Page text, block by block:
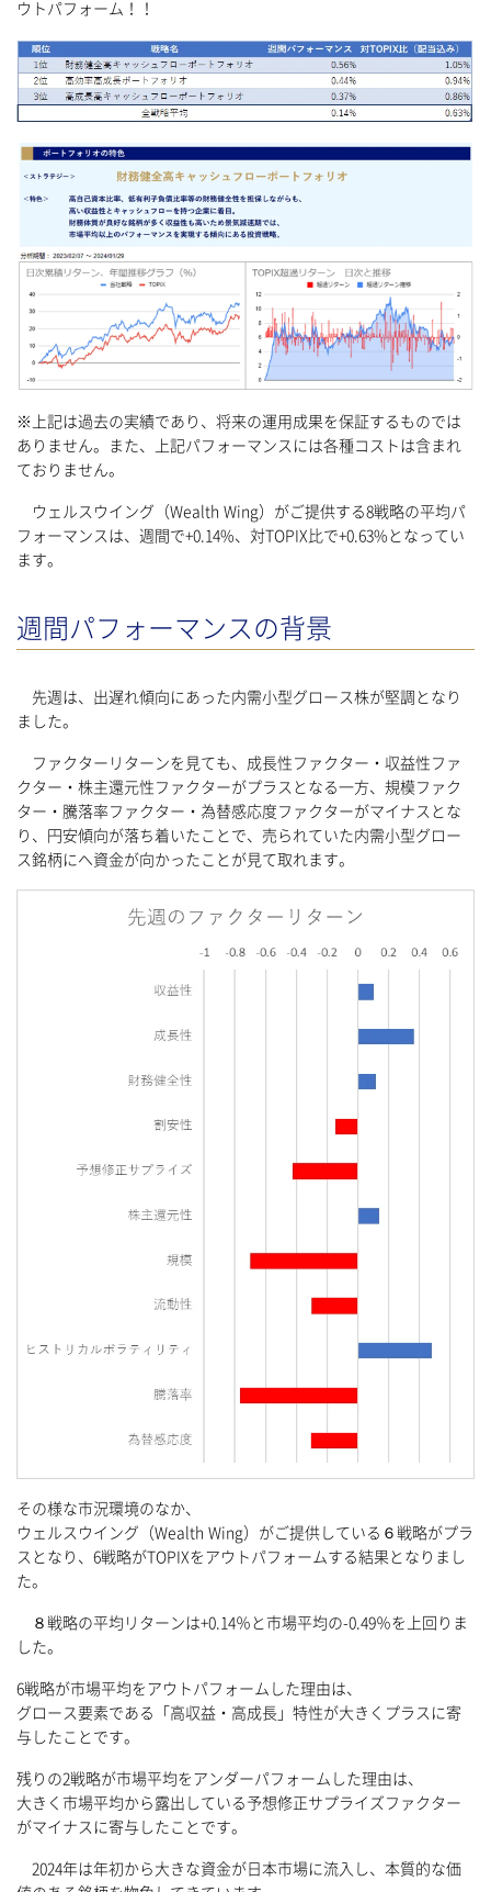
ウトパフォーム！！
※上記は過去の実績であり、将来の運用成果を保証するものでは
ありません。また、上記パフォーマンスには各種コストは含まれ
ておりません。
ウェルスウイング（Wealth Wing）がご提供する8戦略の平均パ
フォーマンスは、週間で+0.14%、対TOPIX比で+0.63%となってい
ます。
週間パフォーマンスの背景
先週は、出遅れ傾向にあった内需小型グロース株が堅調となり
ました。
ファクターリターンを見ても、成長性ファクター・収益性ファ
クター・株主還元性ファクターがプラスとなる一方、規模ファク
ター・騰落率ファクター・為替感応度ファクターがマイナスとな
り、円安傾向が落ち着いたことで、売られていた内需小型グロー
ス銘柄にへ資金が向かったことが見て取れます。
その様な市況環境のなか、
ウェルスウイング（Wealth Wing）がご提供している６戦略がプラ
スとなり、6戦略がTOPIXをアウトパフォームする結果となりまし
た。
８戦略の平均リターンは+0.14％と市場平均の-0.49％を上回りま
した。
6戦略が市場平均をアウトパフォームした理由は、
グロース要素である「高収益・高成長」特性が大きくプラスに寄
与したことです。
残りの2戦略が市場平均をアンダーパフォームした理由は、
大きく市場平均から露出している予想修正サプライズファクター
がマイナスに寄与したことです。
2024年は年初から大きな資金が日本市場に流入し、本質的な価